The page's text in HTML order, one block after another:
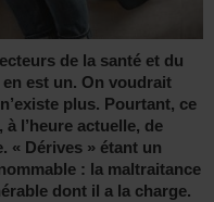
de la santé et du
est un. On voudrait
plus. Pourtant, ce
à l’heure actuelle, de
« Dérives » étant un
: la maltraitance
dont il a la charge.